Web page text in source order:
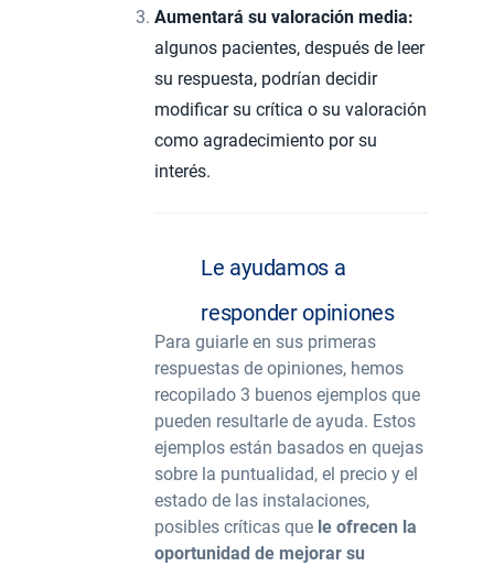
Aumentará su valoración media:
algunos pacientes, después de leer
su respuesta, podrían decidir
modificar su crítica o su valoración
como agradecimiento por su
interés.
Le ayudamos a
responder opiniones
Para guiarle en sus primeras
respuestas de opiniones, hemos
recopilado 3 buenos ejemplos que
pueden resultarle de ayuda. Estos
ejemplos están basados en quejas
sobre la puntualidad, el precio y el
estado de las instalaciones,
posibles críticas que le ofrecen la
oportunidad de mejorar su